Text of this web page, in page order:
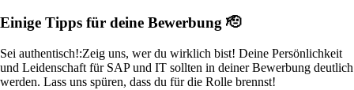
Einige Tipps für deine Bewerbung 🫡
Sei authentisch!:Zeig uns, wer du wirklich bist! Deine Persönlichkeit
und Leidenschaft für SAP und IT sollten in deiner Bewerbung deutlich
werden. Lass uns spüren, dass du für die Rolle brennst!